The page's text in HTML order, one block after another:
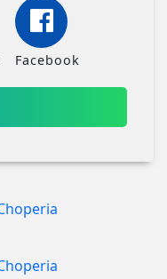
Facebook